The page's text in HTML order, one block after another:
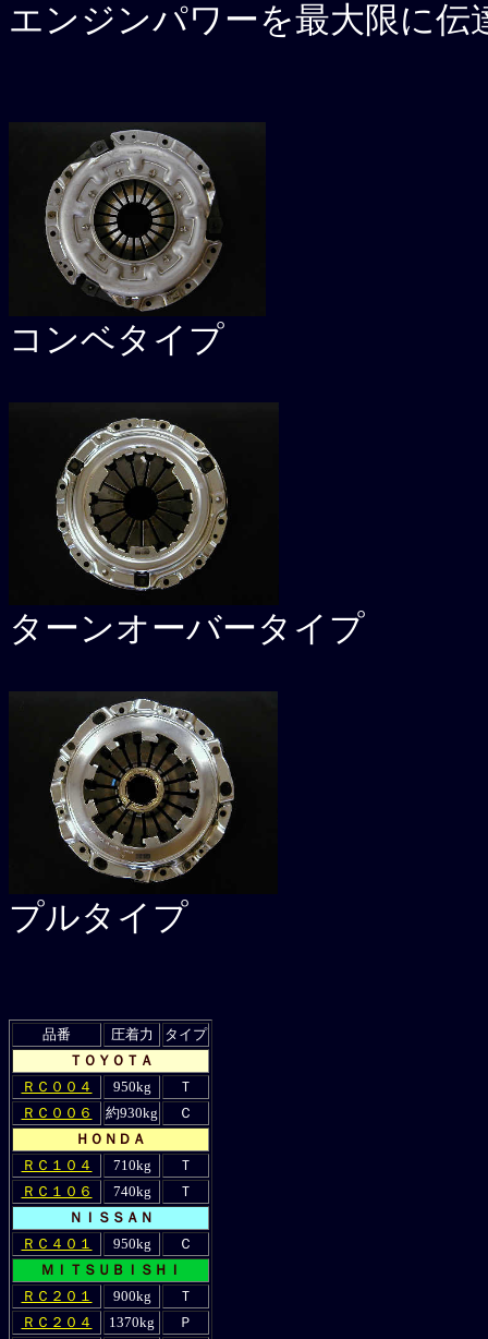
エンジンパワーを最大限に
コンベタイプ
ターンオーバータイプ
プルタイプ
品番 圧着力
タイプ
ＴＯＹＯＴＡ
ＲＣ００４
950kg
Ｔ
ＲＣ００６
約930kg
Ｃ
ＨＯＮＤＡ
ＲＣ１０４
710kg
Ｔ
ＲＣ１０６
740kg
Ｔ
ＮＩＳＳＡＮ
ＲＣ４０１
950kg
Ｃ
ＭＩＴＳＵＢＩＳＨＩ
ＲＣ２０１
900kg
Ｔ
ＲＣ２０４
1370kg
Ｐ